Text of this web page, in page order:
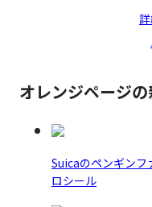
オレンジページ
Suicaのペンギンフ
ロシール